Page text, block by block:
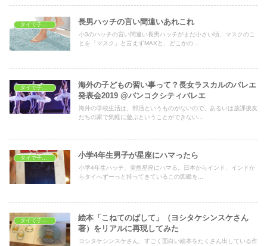
タイで子育て 長男ハッチの言い間違いあれこれ
小3のハッチの言い間違い長男ハッチがまだ小さい頃、マスクのこ
とを「マスク」と言えずMAXと、どこかの...
海外の子どもの習い事って？長女ラスカルのバレエ
発表会2019 @バンコクシティバレエ
海外の学校生活は、部活というものがないので、あるいは放課後友
だちの家で気軽に遊ぶということができない...
小学4年生男子が星座にハマったら
小学4年生ハッチ、突然星座にハマる。日本からインド、インドか
らタイへずーっと持ってきているこの図鑑を...
タイで子育て
絵本「こねてのばして」（ヨシタケシンスケさん
著）をリアルに再現してみた
ヨシタケシンスケさん、すごく面白い絵本をたくさん出している作